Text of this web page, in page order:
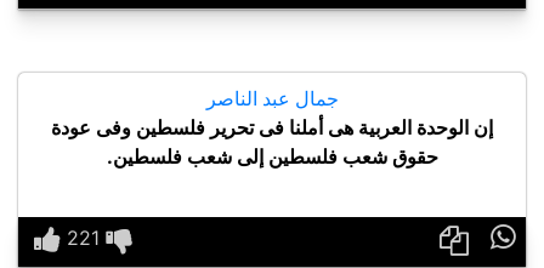
جمال عبد الناصر
إن الوحدة العربية هى أملنا فى تحرير فلسطين وفى عودة
حقوق شعب فلسطين إلى شعب فلسطين.
